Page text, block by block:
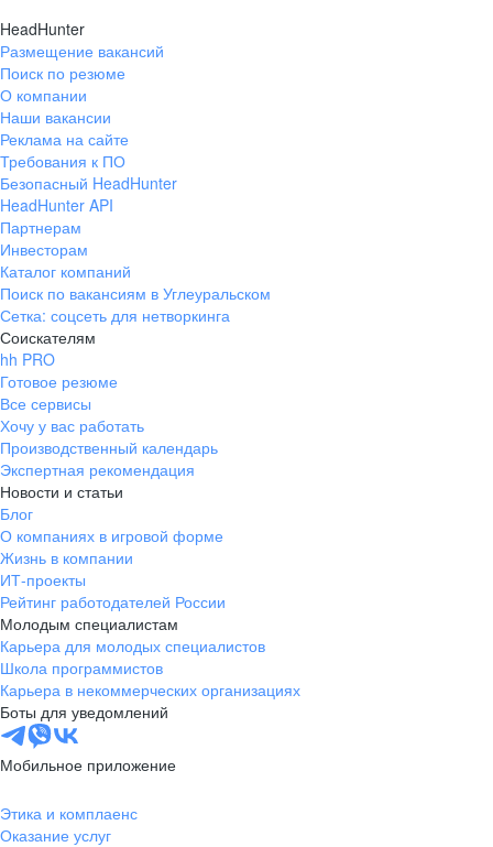
HeadHunter
Размещение вакансий
Поиск по резюме
О компании
Наши вакансии
Реклама на сайте
Требования к ПО
Безопасный HeadHunter
HeadHunter API
Партнерам
Инвесторам
Каталог компаний
Поиск по вакансиям в Углеуральском
Сетка: соцсеть для нетворкинга
Соискателям
hh PRO
Готовое резюме
Все сервисы
Хочу у вас работать
Производственный календарь
Экспертная рекомендация
Новости и статьи
Блог
О компаниях в игровой форме
Жизнь в компании
ИТ-проекты
Рейтинг работодателей России
Молодым специалистам
Карьера для молодых специалистов
Школа программистов
Карьера в некоммерческих организациях
Боты для уведомлений
Мобильное приложение
Этика и комплаенс
Оказание услуг